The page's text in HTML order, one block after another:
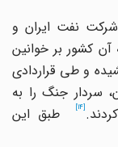
نفت ایران و
کشور بر خوانین
و طی قراردادی
نصیرخان، سردار جنگ را به
طبق این